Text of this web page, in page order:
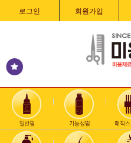
로그인 회원가입